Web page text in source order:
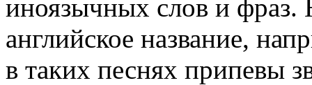
иноязычных слов и
английское название,
в таких песнях припевы